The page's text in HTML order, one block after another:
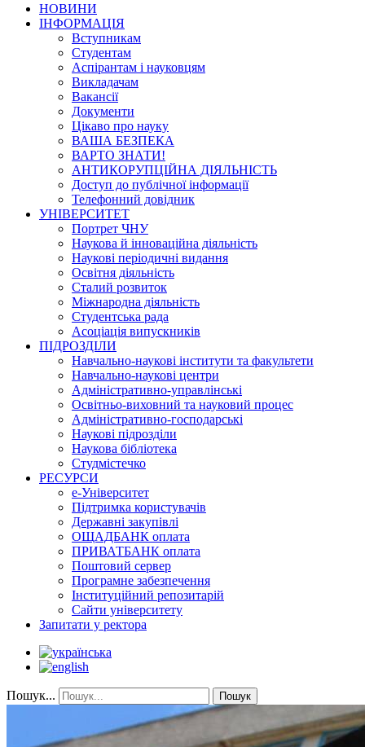
НОВИНИ
ІНФОРМАЦІЯ
Вступникам
Студентам
Аспірантам і науковцям
Викладачам
Вакансії
Документи
Цікаво про науку
ВАША БЕЗПЕКА
ВАРТО ЗНАТИ!
АНТИКОРУПЦІЙНА ДІЯЛЬНІСТЬ
Доступ до публічної інформації
Телефонний довідник
УНІВЕРСИТЕТ
Портрет ЧНУ
Наукова й інноваційна діяльність
Наукові періодичні видання
Освітня діяльність
Сталий розвиток
Міжнародна діяльність
Студентська рада
Асоціація випускників
ПІДРОЗДІЛИ
Навчально-наукові інститути та факультети
Навчально-наукові центри
Адміністративно-управлінські
Освітньо-виховний та науковий процес
Адміністративно-господарські
Наукові підрозділи
Наукова бібліотека
Студмістечко
РЕСУРСИ
е-Університет
Підтримка користувачів
Державні закупівлі
ОЩАДБАНК оплата
ПРИВАТБАНК оплата
Поштовий сервер
Програмне забезпечення
Інституційний репозитарій
Сайти університету
Запитати у ректора
Пошук... Пошук